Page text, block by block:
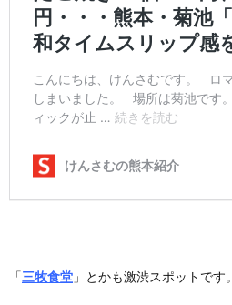
「三牧食堂 」とかも激渋スポットです。